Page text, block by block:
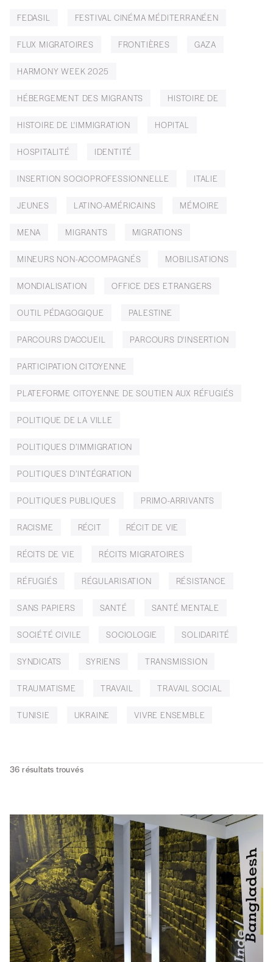
FEDASIL FESTIVAL CINÉMA MÉDITERRANÉEN
FLUX MIGRATOIRES FRONTIÈRES GAZA
HARMONY WEEK 2025
HÉBERGEMENT DES MIGRANTS HISTOIRE DE
HISTOIRE DE L'IMMIGRATION HOPITAL
HOSPITALITÉ IDENTITÉ
INSERTION SOCIOPROFESSIONNELLE ITALIE
JEUNES LATINO-AMÉRICAINS MÉMOIRE
MENA MIGRANTS MIGRATIONS
MINEURS NON-ACCOMPAGNÉS MOBILISATIONS
MONDIALISATION OFFICE DES ETRANGERS
OUTIL PÉDAGOGIQUE PALESTINE
PARCOURS D'ACCUEIL PARCOURS D'INSERTION
PARTICIPATION CITOYENNE
PLATEFORME CITOYENNE DE SOUTIEN AUX RÉFUGIÉS
POLITIQUE DE LA VILLE
POLITIQUES D’IMMIGRATION
POLITIQUES D’INTÉGRATION
POLITIQUES PUBLIQUES PRIMO-ARRIVANTS
RACISME RÉCIT RÉCIT DE VIE
RÉCITS DE VIE RÉCITS MIGRATOIRES
RÉFUGIÉS RÉGULARISATION RÉSISTANCE
SANS PAPIERS SANTÉ SANTÉ MENTALE
SOCIÉTÉ CIVILE SOCIOLOGIE SOLIDARITÉ
SYNDICATS SYRIENS TRANSMISSION
TRAUMATISME TRAVAIL TRAVAIL SOCIAL
TUNISIE UKRAINE VIVRE ENSEMBLE
36 résultats trouvés